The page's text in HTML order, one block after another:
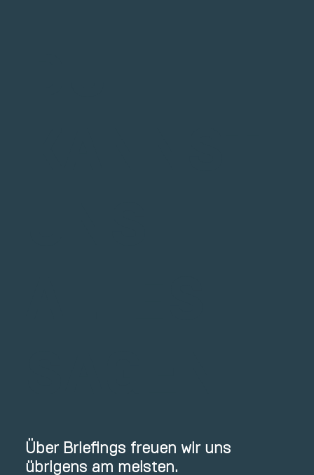
Über Briefings freuen wir uns
übrigens am meisten.